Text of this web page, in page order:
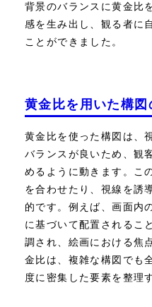
背景のバランスに黄金比
感を生み出し、観る者に
ことができました。
黄金比を用いた構
黄金比を使った構図は、
バランスが良いため、観
めるように動きます。こ
を合わせたり、視線を誘
的です。例えば、画面内
に基づいて配置されるこ
調され、絵画における焦
金比は、複雑な構図でも
度に密集した要素を整理